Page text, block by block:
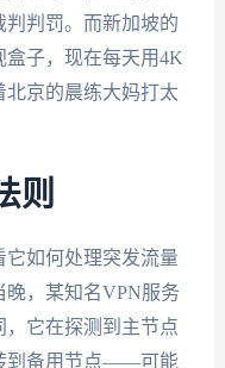
判判罚。而新加坡的
子，现在每天用4K
京的晨练大妈打太
则
如何处理突发流量
，某知名VPN服务
它在探测到主节点
到备用节点——可能